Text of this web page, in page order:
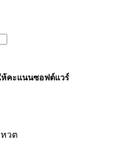
ห้คะแนนซอฟต์แวร์
วต